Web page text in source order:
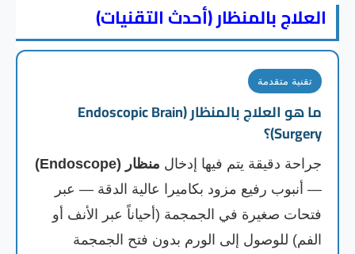
العلاج بالمنظار (أحدث التقنيات)
تقنية متقدمة
ما هو العلاج بالمنظار (Endoscopic Brain
Surgery)؟
جراحة دقيقة يتم فيها إدخال منظار (Endoscope)
— أنبوب رفيع مزود بكاميرا عالية الدقة — عبر
فتحات صغيرة في الجمجمة (أحياناً عبر الأنف أو
الفم) للوصول إلى الورم بدون فتح الجمجمة